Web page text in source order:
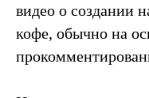
видео о создании
кофе, обычно на